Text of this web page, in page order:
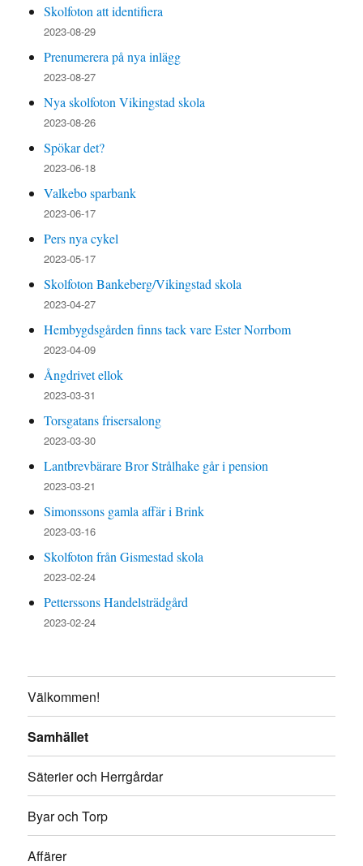
Skolfoton att identifiera
2023-08-29
Prenumerera på nya inlägg
2023-08-27
Nya skolfoton Vikingstad skola
2023-08-26
Spökar det?
2023-06-18
Valkebo sparbank
2023-06-17
Pers nya cykel
2023-05-17
Skolfoton Bankeberg/Vikingstad skola
2023-04-27
Hembygdsgården finns tack vare Ester Norrbom
2023-04-09
Ångdrivet ellok
2023-03-31
Torsgatans frisersalong
2023-03-30
Lantbrevbärare Bror Strålhake går i pension
2023-03-21
Simonssons gamla affär i Brink
2023-03-16
Skolfoton från Gismestad skola
2023-02-24
Petterssons Handelsträdgård
2023-02-24
Välkommen!
Samhället
Säterier och Herrgårdar
Byar och Torp
Affärer